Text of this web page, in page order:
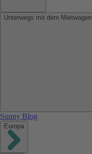
Unterwegs mit dem Mietwagen
Sunny Blog
Europa